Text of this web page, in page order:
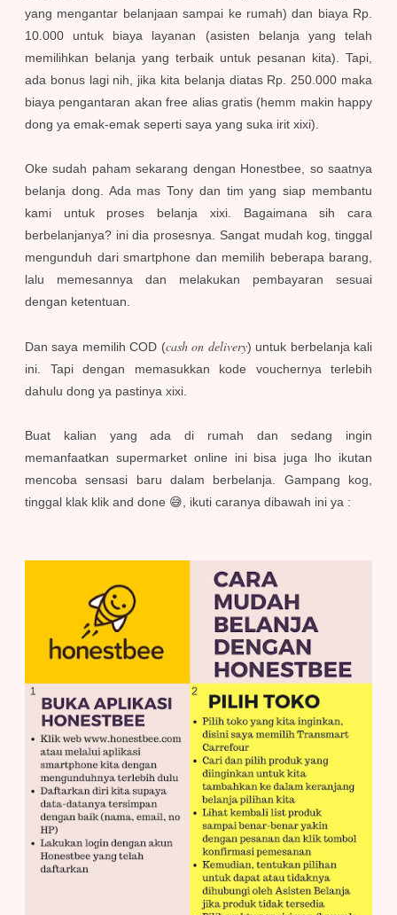
yang mengantar belanjaan sampai ke rumah) dan biaya Rp.
10.000 untuk biaya layanan (asisten belanja yang telah
memilihkan belanja yang terbaik untuk pesanan kita). Tapi,
ada bonus lagi nih, jika kita belanja diatas Rp. 250.000 maka
biaya pengantaran akan free alias gratis (hemm makin happy
dong ya emak-emak seperti saya yang suka irit xixi).
Oke sudah paham sekarang dengan Honestbee, so saatnya
belanja dong. Ada mas Tony dan tim yang siap membantu
kami untuk proses belanja xixi. Bagaimana sih cara
berbelanjanya? ini dia prosesnya. Sangat mudah kog, tinggal
mengunduh dari smartphone dan memilih beberapa barang,
lalu memesannya dan melakukan pembayaran sesuai
dengan ketentuan.
Dan saya memilih COD (cash on delivery) untuk berbelanja kali
ini. Tapi dengan memasukkan kode vouchernya terlebih
dahulu dong ya pastinya xixi.
Buat kalian yang ada di rumah dan sedang ingin
memanfaatkan supermarket online ini bisa juga lho ikutan
mencoba sensasi baru dalam berbelanja. Gampang kog,
tinggal klak klik and done 😅, ikuti caranya dibawah ini ya :